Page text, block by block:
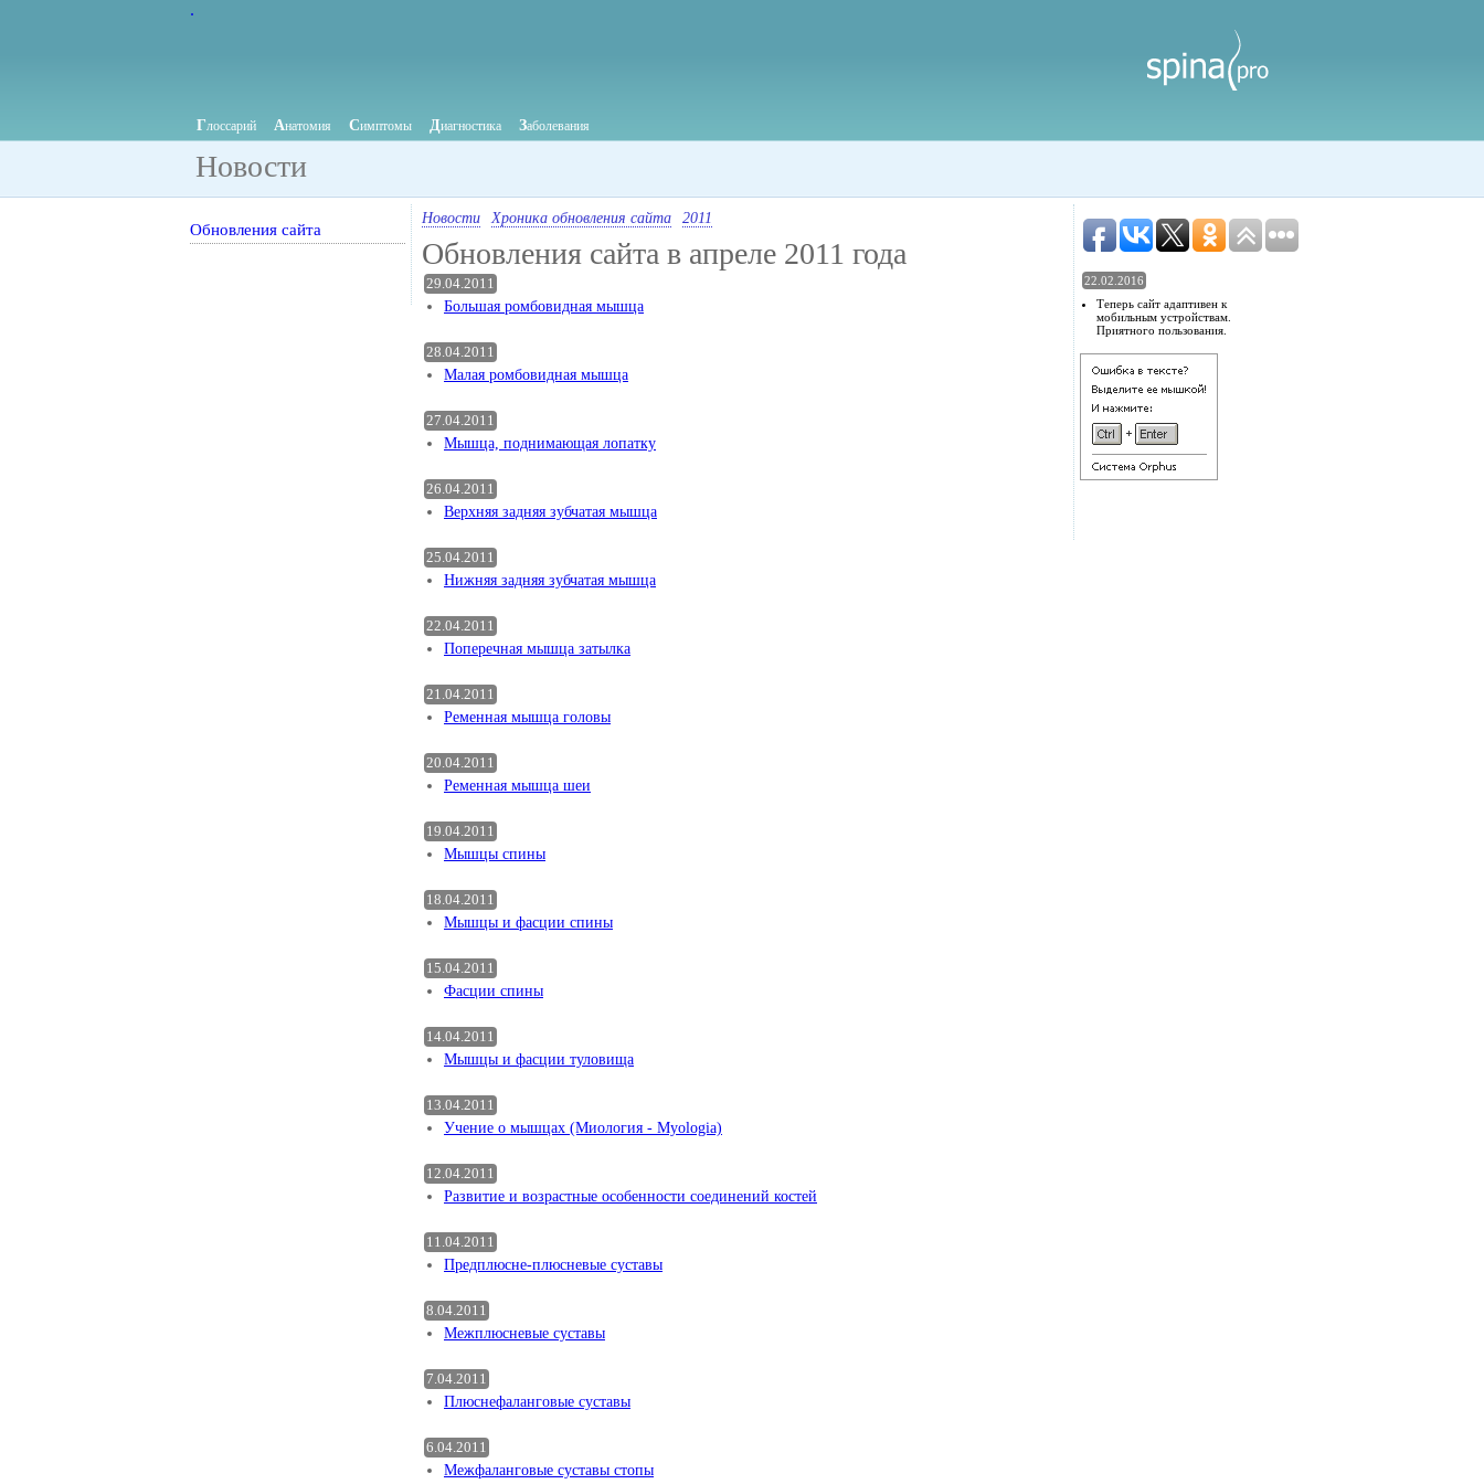
.
Глоссарий Анатомия Симптомы Диагностика Заболевания
Новости
Новости Хроника обновления сайта 2011
Обновления сайта в апреле 2011 года
29.04.2011
Большая ромбовидная мышца
28.04.2011
Малая ромбовидная мышца
27.04.2011
Мышца, поднимающая лопатку
26.04.2011
Верхняя задняя зубчатая мышца
25.04.2011
Нижняя задняя зубчатая мышца
22.04.2011
Поперечная мышца затылка
21.04.2011
Ременная мышца головы
20.04.2011
Ременная мышца шеи
19.04.2011
Мышцы спины
18.04.2011
Мышцы и фасции спины
15.04.2011
Фасции спины
14.04.2011
Мышцы и фасции туловища
13.04.2011
Учение о мышцах (Миология - Myologia)
12.04.2011
Развитие и возрастные особенности соединений костей
11.04.2011
Предплюсне-плюсневые суставы
8.04.2011
Межплюсневые суставы
7.04.2011
Плюснефаланговые суставы
6.04.2011
Межфаланговые суставы стопы
Обновления сайта
22.02.2016
Теперь сайт адаптивен к
мобильным устройствам.
Приятного пользования.